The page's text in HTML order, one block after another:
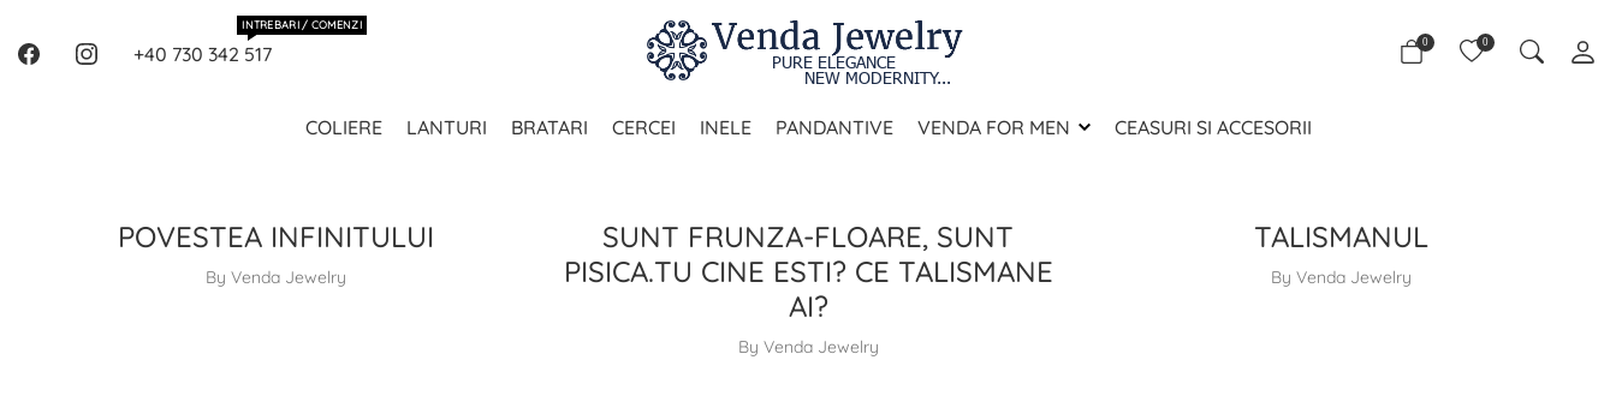
+40 730 342 517
INTREBARI / COMENZI
0 0
COLIERE LANTURI BRATARI CERCEI INELE PANDANTIVE VENDA FOR MEN
BIJUTERII DIN ARGINT
CEASURI SI ACCESORII
POVESTEA INFINITULUI
By Venda Jewelry
SUNT FRUNZA-FLOARE, SUNT
PISICA.TU CINE ESTI? CE TALISMANE
AI?
By Venda Jewelry
TALISMANUL
By Venda Jewelry